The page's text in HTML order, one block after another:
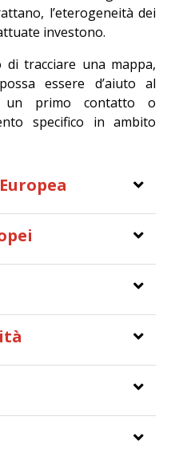
l’eterogeneità dei
investono.
di tracciare una mappa,
essere d’aiuto al
un primo contatto o
specifico in ambito